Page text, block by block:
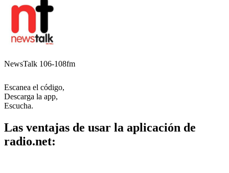
NewsTalk 106-108fm
Escanea el código,
Descarga la app,
Escucha.
Las ventajas de usar la aplicación de
radio.net: